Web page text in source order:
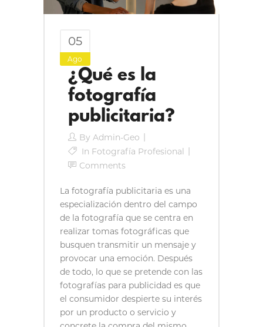
05
Ago
¿Qué es la
fotografía
publicitaria?
By Admin-Geo
In Fotografía Profesional
Comments
La fotografía publicitaria es una
especialización dentro del campo
de la fotografía que se centra en
realizar tomas fotográficas que
busquen transmitir un mensaje y
provocar una emoción. Después
de todo, lo que se pretende con las
fotografías para publicidad es que
el consumidor despierte su interés
por un producto o servicio y